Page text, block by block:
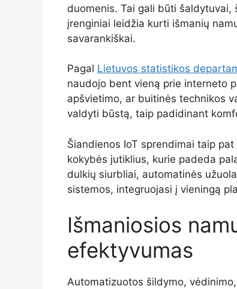
duomenis. Tai gali būti šaldytuvai,
įrenginiai leidžia kurti išmanių
savarankiškai.
Pagal Lietuvos statistikos
naudojo bent vieną prie interneto
apšvietimo, ar buitinės technikos
valdyti būstą, taip padidinant
Šiandienos IoT sprendimai taip
kokybės jutiklius, kurie padeda
dulkių siurbliai, automatinės
sistemos, integruojasi į vieningą
Išmaniosios
efektyvumas
Automatizuotos šildymo,